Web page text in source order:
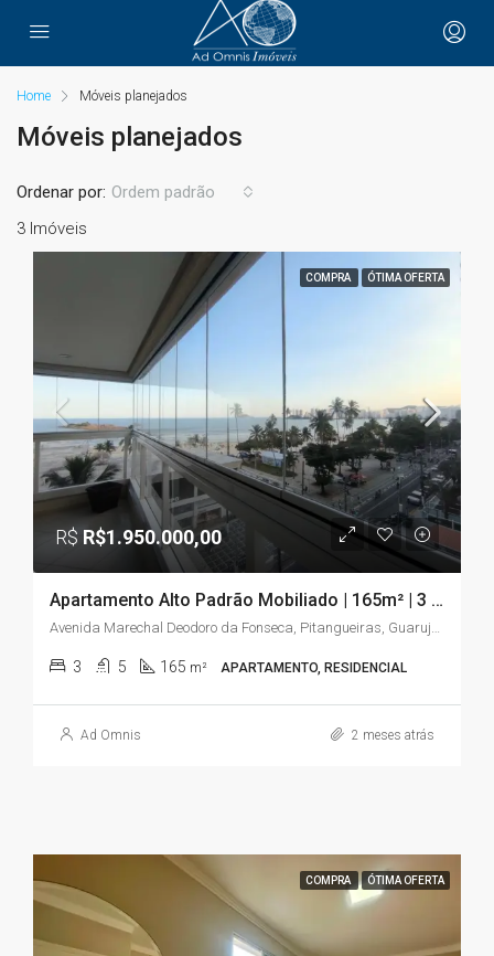
Home Móveis planejados
Móveis planejados
3 Imóveis
Ordenar por: Ordem padrão
COMPRA ÓTIMA OFERTA
R$ R$1.950.000,00
Apartamento Alto Padrão Mobiliado | 165m² | 3 Suítes | Vista para o Mar | Pitangueiras – Guarujá/SP
Avenida Marechal Deodoro da Fonseca, Pitangueiras, Guarujá, São Paulo, Região Sudeste, 11410-222, Brasil
3 5 165 m² APARTAMENTO, RESIDENCIAL
Ad Omnis 2 meses atrás
COMPRA ÓTIMA OFERTA